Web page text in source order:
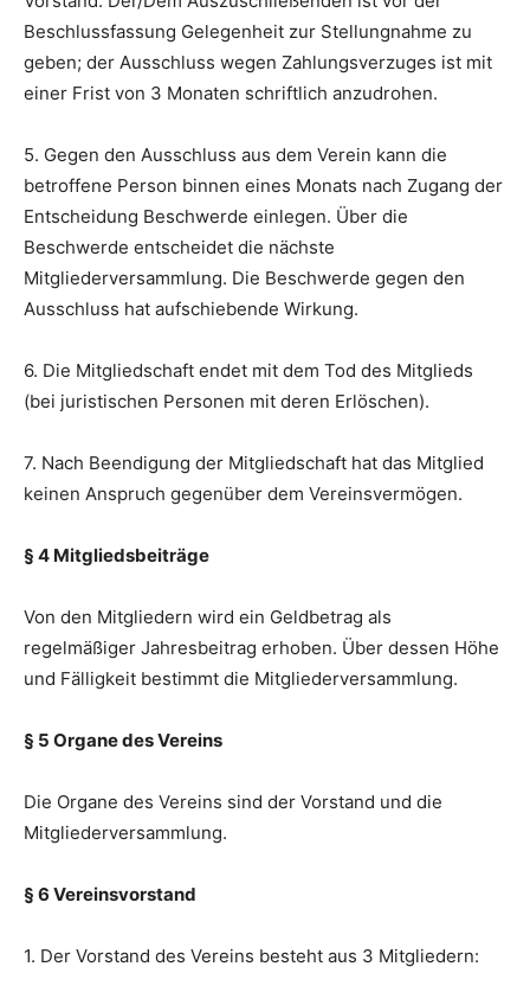
Beschlussfassung Gelegenheit zur Stellungnahme zu
geben; der Ausschluss wegen Zahlungsverzuges ist mit
einer Frist von 3 Monaten schriftlich anzudrohen.
5. Gegen den Ausschluss aus dem Verein kann die
betroffene Person binnen eines Monats nach Zugang der
Entscheidung Beschwerde einlegen. Über die
Beschwerde entscheidet die nächste
Mitgliederversammlung. Die Beschwerde gegen den
Ausschluss hat aufschiebende Wirkung.
6. Die Mitgliedschaft endet mit dem Tod des Mitglieds
(bei juristischen Personen mit deren Erlöschen).
7. Nach Beendigung der Mitgliedschaft hat das Mitglied
keinen Anspruch gegenüber dem Vereinsvermögen.
§ 4 Mitgliedsbeiträge
Von den Mitgliedern wird ein Geldbetrag als
regelmäßiger Jahresbeitrag erhoben. Über dessen Höhe
und Fälligkeit bestimmt die Mitgliederversammlung.
§ 5 Organe des Vereins
Die Organe des Vereins sind der Vorstand und die
Mitgliederversammlung.
§ 6 Vereinsvorstand
1. Der Vorstand des Vereins besteht aus 3 Mitgliedern: